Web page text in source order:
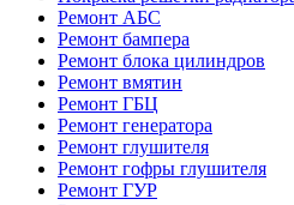
Ремонт АБС
Ремонт бампера
Ремонт блока цилиндров
Ремонт вмятин
Ремонт ГБЦ
Ремонт генератора
Ремонт глушителя
Ремонт гофры глушителя
Ремонт ГУР